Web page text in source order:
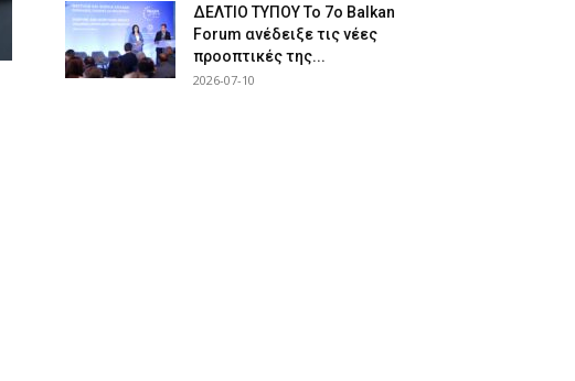
ΔΕΛΤΙΟ ΤΥΠΟΥ Το 7ο Balkan
Forum ανέδειξε τις νέες
προοπτικές της...
2026-07-10